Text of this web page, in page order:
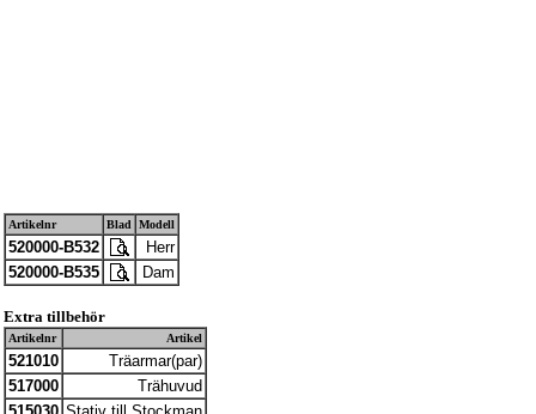
Artikelnr Blad Modell
520000-B532
Herr
520000-B535
Dam
Extra tillbehör
Artikelnr Artikel
521010
Träarmar(par)
517000
Trähuvud